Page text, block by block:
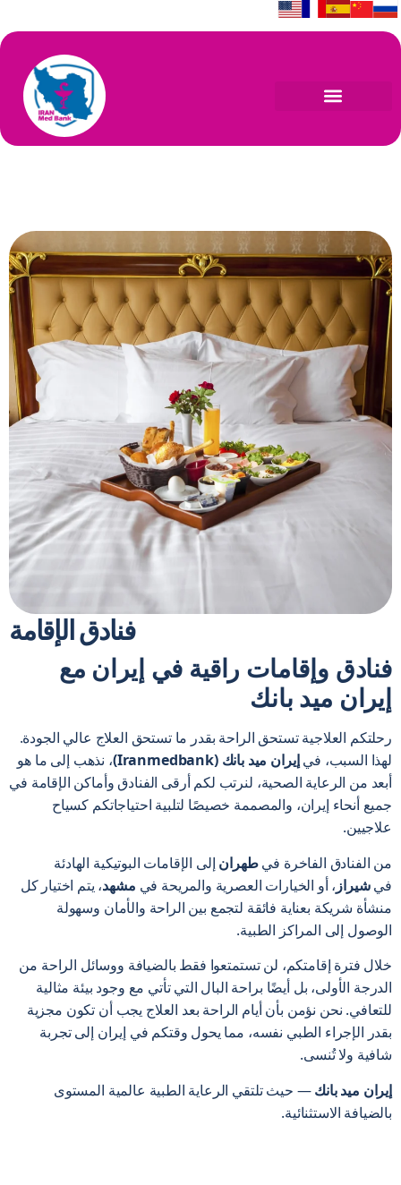
فنادق الإقامة
فنادق وإقامات راقية في إيران مع
إيران ميد بانك
رحلتكم العلاجية تستحق الراحة بقدر ما تستحق العلاج عالي الجودة.
لهذا السبب، فيإيران ميد بانك (Iranmedbank)
، نذهب إلى ما هو
أبعد من الرعاية الصحية، لنرتب لكم أرقى الفنادق وأماكن الإقامة في
جميع أنحاء إيران، والمصممة خصيصًا لتلبية احتياجاتكم كسياح
علاجيين.
من الفنادق الفاخرة فيطهران إلى الإقامات البوتيكية الهادئة
فيشيراز ، أو الخيارات العصرية والمريحة في مشهد، يتم اختيار كل
منشأة شريكة بعناية فائقة لتجمع بين الراحة والأمان وسهولة
الوصول إلى المراكز الطبية.
خلال فترة إقامتكم، لن تستمتعوا فقط بالضيافة ووسائل الراحة من
الدرجة الأولى، بل أيضًا براحة البال التي تأتي مع وجود بيئة مثالية
للتعافي. نحن نؤمن بأن أيام الراحة بعد العلاج يجب أن تكون مجزية
بقدر الإجراء الطبي نفسه، مما يحول وقتكم في إيران إلى تجربة
شافية ولا تُنسى.
إيران ميد بانك— حيث تلتقي الرعاية الطبية عالمية المستوى
بالضيافة الاستثنائية.